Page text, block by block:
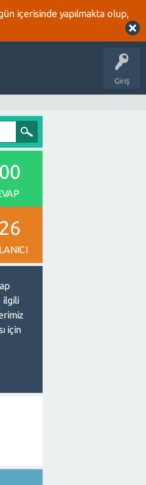
içerisinde yapılmakta olup,
Giriş
ilgili
için